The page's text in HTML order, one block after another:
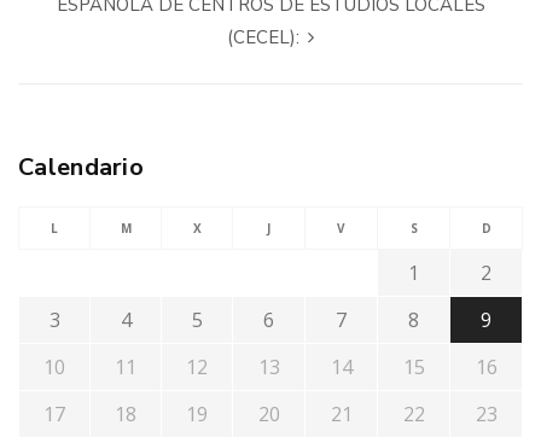
ESPAÑOLA DE CENTROS DE ESTUDIOS LOCALES
(CECEL):
Calendario
L M X J V S D
1
2
3
4 5 6 7 8
9
10
11 12 13 14 15
16
17
18 19 20 21 22
23